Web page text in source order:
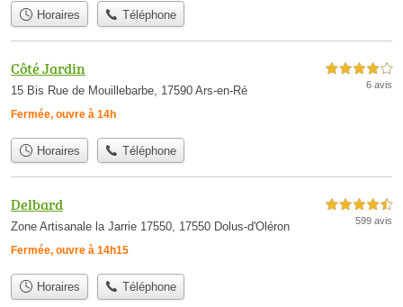
Horaires Téléphone
Côté Jardin
15 Bis Rue de Mouillebarbe, 17590 Ars-en-Ré
Fermée, ouvre à 14h
4,0 étoiles sur 5
6 avis
Horaires Téléphone
Delbard
Zone Artisanale la Jarrie 17550, 17550 Dolus-d'Oléron
Fermée, ouvre à 14h15
4,5 étoiles sur 5
599 avis
Horaires Téléphone